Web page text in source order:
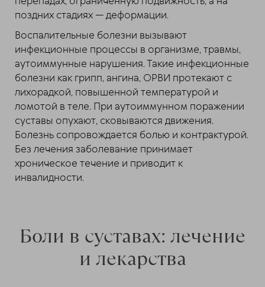
поздних стадиях — деформации.
Воспалительные болезни вызывают
инфекционные процессы в организме, травмы,
аутоиммунные нарушения. Такие инфекционные
болезни как грипп, ангина, ОРВИ протекают с
лихорадкой, повышенной температурой и
ломотой в теле. При аутоиммунном поражении
суставы опухают, сковываются движения.
Болезнь сопровождается болью и контрактурой.
Без лечения заболевание принимает
хроническое течение и приводит к
инвалидности.
Боли в суставах: лечение
и лекарства